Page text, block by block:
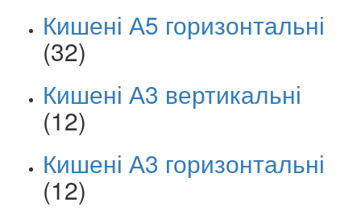
Кишені А5 горизонтальні
(32)
Кишені А3 вертикальні
(12)
Кишені А3 горизонтальні
(12)